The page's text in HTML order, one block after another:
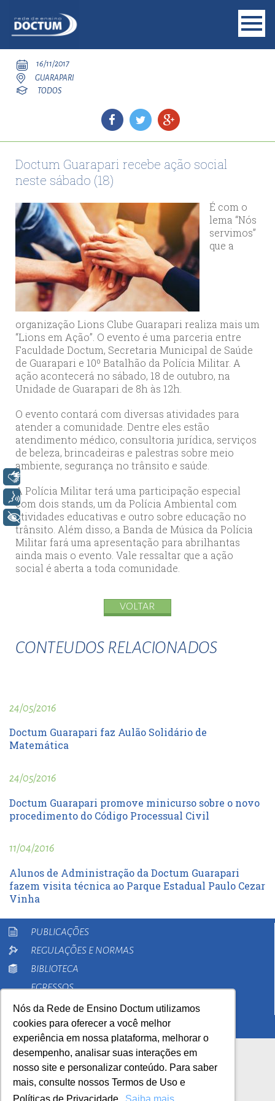
Nós da Rede de Ensino Doctum utilizamos
cookies para oferecer a você melhor
experiência em nossa plataforma, melhorar o
desempenho, analisar suas interações em
nosso site e personalizar conteúdo. Para saber
mais, consulte nossos Termos de Uso e
16/11/2017
GUARAPARI
TODOS
Doctum Guarapari recebe ação social
neste sábado (18)
É com o
lema “Nós
servimos”
que a
organização Lions Clube Guarapari realiza mais um
“Lions em Ação”. O evento é uma parceria entre
Faculdade Doctum, Secretaria Municipal de Saúde
de Guarapari e 10º Batalhão da Polícia Militar. A
ação acontecerá no sábado, 18 de outubro, na
Unidade de Guarapari de 8h às 12h.
O evento contará com diversas atividades para
atender a comunidade. Dentre eles estão
atendimento médico, consultoria jurídica, serviços
de beleza, brincadeiras e palestras sobre meio
ambiente, segurança no trânsito e saúde.
A Polícia Militar terá uma participação especial
com dois stands, um da Polícia Ambiental com
atividades educativas e outro sobre educação no
trânsito. Além disso, a Banda de Música da Polícia
Militar fará uma apresentação para abrilhantas
ainda mais o evento. Vale ressaltar que a ação
social é aberta a toda comunidade.
VOLTAR
CONTEUDOS RELACIONADOS
24/05/2016
Doctum Guarapari faz Aulão Solidário de
Matemática
24/05/2016
Doctum Guarapari promove minicurso sobre o novo
procedimento do Código Processual Civil
11/04/2016
Alunos de Administração da Doctum Guarapari
fazem visita técnica ao Parque Estadual Paulo Cezar
Vinha
PUBLICAÇÕES
REGULAÇÕES E NORMAS
BIBLIOTECA
EGRESSOS
PESQUISA
EXTENSÃO
Voz
+ Acessibilidade